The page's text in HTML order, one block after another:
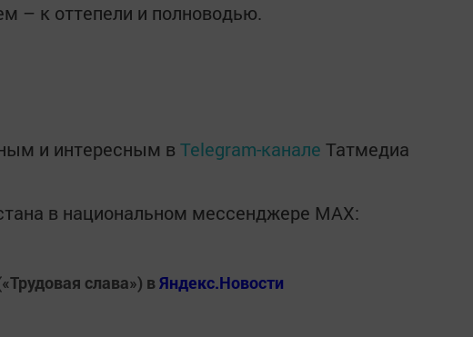
– к оттепели и полноводью.
и интересным в Telegram-канале Татмедиа
в национальном мессенджере MАХ:
слава») вЯндекс.Новости